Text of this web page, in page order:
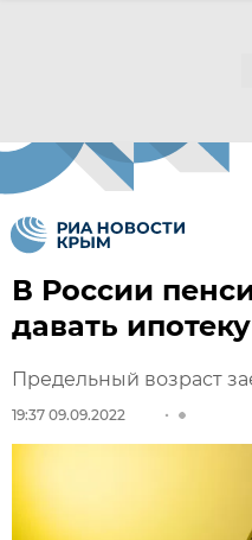
В России
давать ипотеку
Предельный возраст
19:37 09.09.2022